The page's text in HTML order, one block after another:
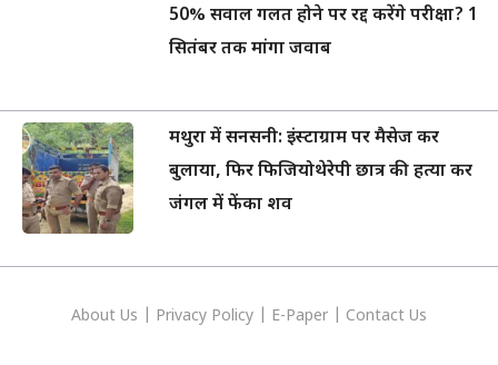
50% सवाल गलत होने पर रद्द करेंगे परीक्षा? 1
सितंबर तक मांगा जवाब
मथुरा में सनसनी: इंस्टाग्राम पर मैसेज कर
बुलाया, फिर फिजियोथेरेपी छात्र की हत्या कर
जंगल में फेंका शव
About Us Privacy Policy E-Paper Contact Us